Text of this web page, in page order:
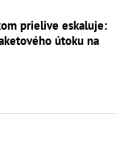
prielive eskaluje:
útoku na